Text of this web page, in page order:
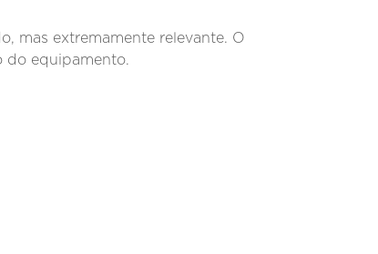
mas extremamente relevante. O
do equipamento.